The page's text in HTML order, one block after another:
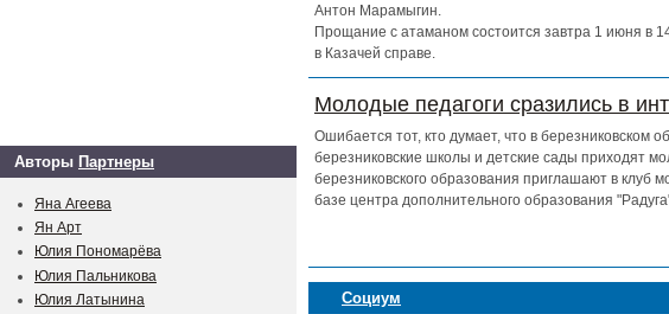
Антон Марамыгин.
Прощание с атаманом состоится завтра 1 июня в
в Казачей справе.
Молодые педагоги сразились в
Ошибается тот, кто думает, что в березниковском
березниковские школы и детские сады приходят
березниковского образования приглашают в клуб
базе центра дополнительного образования
Социум
Авторы Партнеры
Яна Агеева
Ян Арт
Юлия Пономарёва
Юлия Пальникова
Юлия Латынина